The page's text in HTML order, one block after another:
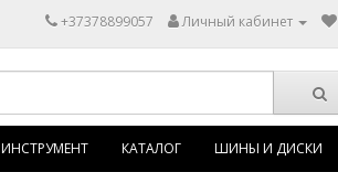
+37378899057 Личный кабинет
ИНСТРУМЕНТ КАТАЛОГ ШИНЫ И ДИСКИ